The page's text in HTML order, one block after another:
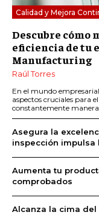
Calidad y Mejora
Descubre
eficiencia de tu
Manufacturing
Raúl Torres
En el mundo
aspectos cruciales para
constantemente
Asegura la
inspección impulsa
Aumenta tu
comprobados
Alcanza la cima